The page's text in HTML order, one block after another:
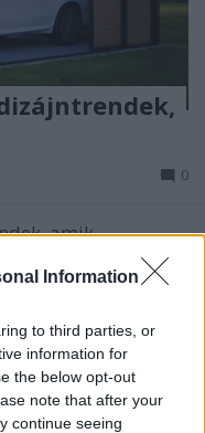
Information
to third parties, or
information for
the below opt-out
note that after your
continue seeing
0
amik
már nem
hanem az otthonok
nemcsak az
a ház külső